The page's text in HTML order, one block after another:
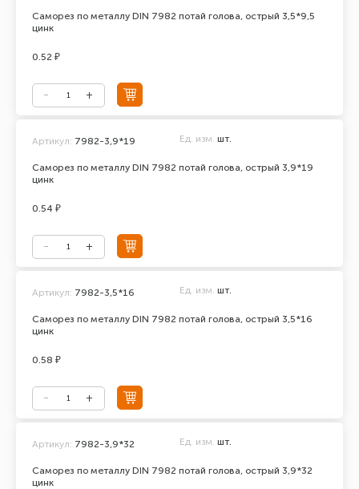
Саморез по металлу DIN 7982 потай голова, острый 3,5*9,5
цинк
0.52 ₽
Саморез по металлу DIN 7982 потай голова, острый 3,9*19
цинк
Артикул: 7982-3,9*19 Ед. изм. шт.
0.54 ₽
Саморез по металлу DIN 7982 потай голова, острый 3,5*16
цинк
Артикул: 7982-3,5*16 Ед. изм. шт.
0.58 ₽
Саморез по металлу DIN 7982 потай голова, острый 3,9*32
цинк
Артикул: 7982-3,9*32 Ед. изм. шт.